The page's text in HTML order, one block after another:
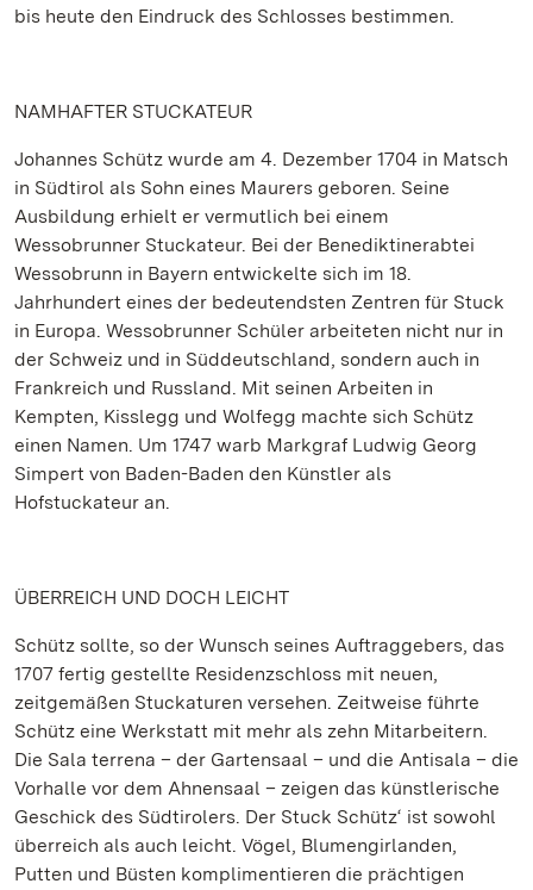
bis heute den Eindruck des Schlosses bestimmen.
NAMHAFTER STUCKATEUR
Johannes Schütz wurde am 4. Dezember 1704 in Matsch
in Südtirol als Sohn eines Maurers geboren. Seine
Ausbildung erhielt er vermutlich bei einem
Wessobrunner Stuckateur. Bei der Benediktinerabtei
Wessobrunn in Bayern entwickelte sich im 18.
Jahrhundert eines der bedeutendsten Zentren für Stuck
in Europa. Wessobrunner Schüler arbeiteten nicht nur in
der Schweiz und in Süddeutschland, sondern auch in
Frankreich und Russland. Mit seinen Arbeiten in
Kempten, Kisslegg und Wolfegg machte sich Schütz
einen Namen. Um 1747 warb Markgraf Ludwig Georg
Simpert von Baden-Baden den Künstler als
Hofstuckateur an.
ÜBERREICH UND DOCH LEICHT
Schütz sollte, so der Wunsch seines Auftraggebers, das
1707 fertig gestellte Residenzschloss mit neuen,
zeitgemäßen Stuckaturen versehen. Zeitweise führte
Schütz eine Werkstatt mit mehr als zehn Mitarbeitern.
Die Sala terrena – der Gartensaal – und die Antisala – die
Vorhalle vor dem Ahnensaal – zeigen das künstlerische
Geschick des Südtirolers. Der Stuck Schütz‘ ist sowohl
überreich als auch leicht. Vögel, Blumengirlanden,
Putten und Büsten komplimentieren die prächtigen